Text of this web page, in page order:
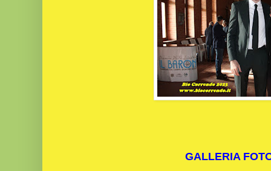
GALLERIA